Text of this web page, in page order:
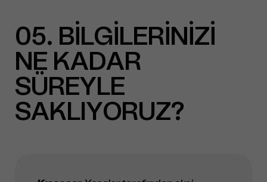
05 BİLGİLERİNİZİ
NE KADAR
SÜREYLE
SAKLIYORUZ?